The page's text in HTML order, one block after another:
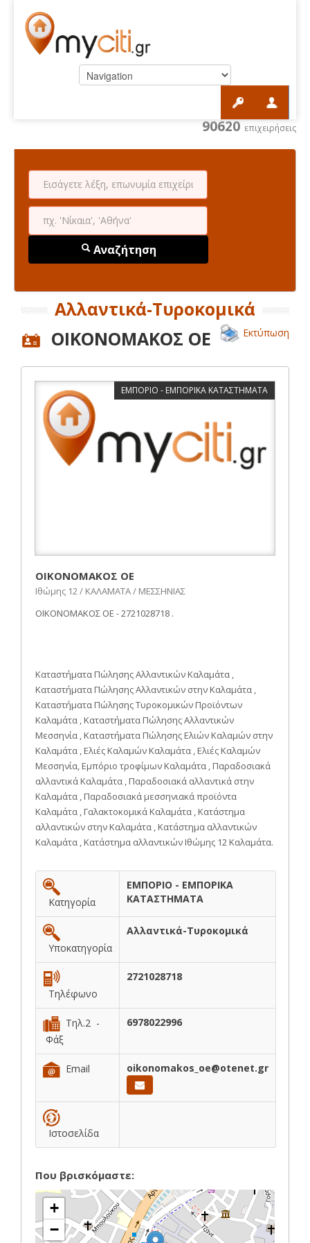
90620 επιχειρήσεις
Αναζήτηση
Αλλαντικά-Τυροκομικά
ΟΙΚΟΝΟΜΑΚΟΣ ΟΕ Εκτύπωση
ΕΜΠΟΡΙΟ - ΕΜΠΟΡΙΚΑ ΚΑΤΑΣΤΗΜΑΤΑ
ΟΙΚΟΝΟΜΑΚΟΣ ΟΕ
Ιθώμης 12 / ΚΑΛΑΜΑΤΑ / ΜΕΣΣΗΝΙΑΣ
ΟΙΚΟΝΟΜΑΚΟΣ ΟΕ - 2721028718 .
Καταστήματα Πώλησης Αλλαντικών Καλαμάτα ,
Καταστήματα Πώλησης Αλλαντικών στην Καλαμάτα ,
Καταστήματα Πώλησης Τυροκομικών Προϊόντων
Καλαμάτα , Καταστήματα Πώλησης Αλλαντικών
Μεσσηνία , Καταστήματα Πώλησης Ελιών Καλαμών στην
Καλαμάτα , Ελιές Καλαμών Καλαμάτα , Ελιές Καλαμών
Μεσσηνία, Εμπόριο τροφίμων Καλαμάτα , Παραδοσιακά
αλλαντικά Καλαμάτα , Παραδοσιακά αλλαντικά στην
Καλαμάτα , Παραδοσιακά μεσσηνιακά προϊόντα
Καλαμάτα , Γαλακτοκομικά Καλαμάτα , Κατάστημα
αλλαντικών στην Καλαμάτα , Κατάστημα αλλαντικών
Καλαμάτα , Κατάστημα αλλαντικών Ιθώμης 12 Καλαμάτα.
Κατηγορία
ΕΜΠΟΡΙΟ - ΕΜΠΟΡΙΚΑ
ΚΑΤΑΣΤΗΜΑΤΑ
Υποκατηγορία
Αλλαντικά-Τυροκομικά
Τηλέφωνο
2721028718
Τηλ.2 -
Φάξ
6978022996
Email oikonomakos_oe@otenet.gr
Ιστοσελίδα
Που βρισκόμαστε:
+
−